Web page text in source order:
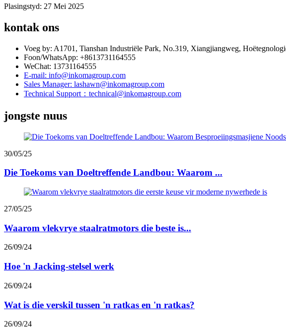
Plasingstyd: 27 Mei 2025
kontak ons
Voeg by: A1701, Tianshan Industriële Park, No.319, Xiangjiangweg,
Foon/WhatsApp: +8613731164555
WeChat: 13731164555
E-mail: info@inkomagroup.com
Sales Manager: lashawn@inkomagroup.com
Technical Support：technical@inkomagroup.com
jongste nuus
30/05/25
Die Toekoms van Doeltreffende Landbou: Waarom ...
27/05/25
Waarom vlekvrye staalratmotors die beste is...
26/09/24
Hoe 'n Jacking-stelsel werk
26/09/24
Wat is die verskil tussen 'n ratkas en 'n ratkas?
26/09/24